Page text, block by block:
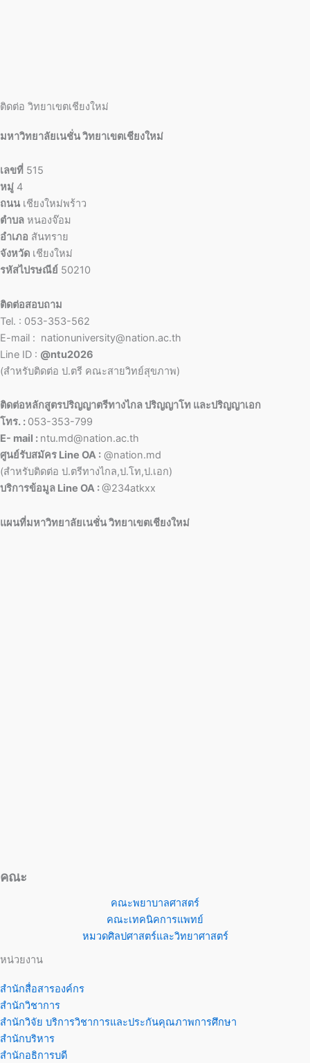
ติดต่อ วิทยาเขตเชียงใหม่
มหาวิทยาลัยเนชั่น วิทยาเขตเชียงใหม่
เลขที่ 515
หมู่ 4
ถนน เชียงใหม่พร้าว
ตำบล หนองจ๊อม
อำเภอ สันทราย
จังหวัด เชียงใหม่
รหัสไปรษณีย์ 50210
ติดต่อสอบถาม
Tel. : 053-353-562
E-mail : nationuniversity@nation.ac.th
Line ID : @ntu2026
(สำหรับติดต่อ ป.ตรี คณะสายวิทย์สุขภาพ)
ติดต่อหลักสูตรปริญญาตรีทางไกล ปริญญาโท และปริญญาเอก
โทร. : 053-353-799
E- mail : ntu.md@nation.ac.th
ศูนย์รับสมัคร Line OA : @nation.md
(สำหรับติดต่อ ป.ตรีทางไกล,ป.โท,ป.เอก)
บริการข้อมูล Line OA :@234atkxx
แผนที่มหาวิทยาลัยเนชั่น วิทยาเขตเชียงใหม่
คณะ
คณะพยาบาลศาสตร์
คณะเทคนิคการแพทย์
หมวดศิลปศาสตร์และวิทยาศาสตร์
หน่วยงาน
สำนักสื่อสารองค์กร
สำนักวิชาการ
สำนักวิจัย บริการวิชาการและประกันคุณภาพการศึกษา
สำนักบริหาร
สำนักอธิการบดี